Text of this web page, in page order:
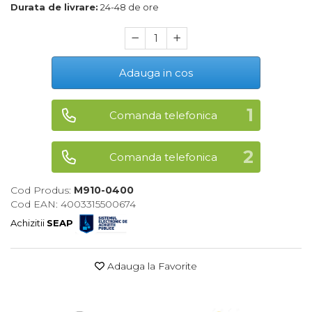
Rafturi
Baterii & Acumulatori
Baterii AAA
Baterii AA
Corpuri de Iluminat
Durata de livrare: 24-48 de ore
Adauga in cos
Comanda telefonica
Comanda telefonica
Cod Produs: M910-0400
Cod EAN: 4003315500674
Achizitii SEAP
Adauga la Favorite